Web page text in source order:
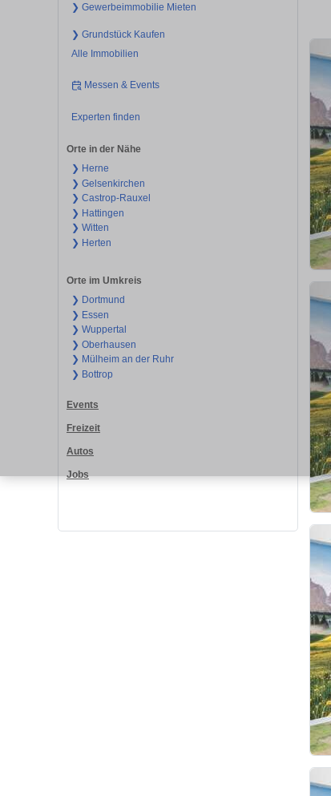
❯ Gewerbeimmobilie Mieten
❯ Grundstück Kaufen
Alle Immobilien
Messen & Events
Experten finden
Orte in der Nähe
❯ Herne
❯ Gelsenkirchen
❯ Castrop-Rauxel
❯ Hattingen
❯ Witten
❯ Herten
Orte im Umkreis
❯ Dortmund
❯ Essen
❯ Wuppertal
❯ Oberhausen
❯ Mülheim an der Ruhr
❯ Bottrop
Events
Freizeit
Autos
Jobs